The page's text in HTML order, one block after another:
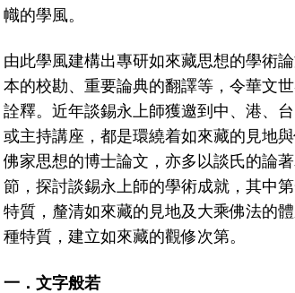
幟的學風。
由此學風建構出專研如來藏思想的學術
本的校勘、重要論典的翻譯等，令華文
詮釋。近年談錫永上師獲邀到中、港、
或主持講座，都是環繞着如來藏的見地
佛家思想的博士論文，亦多以談氏的論
節，探討談錫永上師的學術成就，其中
特質，釐清如來藏的見地及大乘佛法的
種特質，建立如來藏的觀修次第。
一．文字般若